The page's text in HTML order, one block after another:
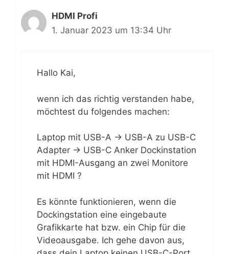
HDMI Profi
1. Januar 2023 um 13:34 Uhr
Hallo Kai,
wenn ich das richtig verstanden habe,
möchtest du folgendes machen:
Laptop mit USB-A -> USB-A zu USB-C
Adapter -> USB-C Anker Dockinstation
mit HDMI-Ausgang an zwei Monitore
mit HDMI ?
Es könnte funktionieren, wenn die
Dockingstation eine eingebaute
Grafikkarte hat bzw. ein Chip für die
Videoausgabe. Ich gehe davon aus,